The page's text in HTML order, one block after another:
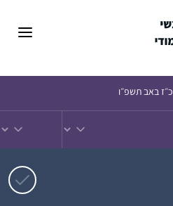
כ״ז באב תשפ״ו